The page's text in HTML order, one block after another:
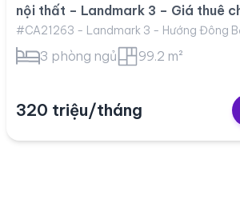
nội thất – Landmark 3 – Giá thuê
#CA21263 - Landmark 3 - Hướng Đông
3 phòng ngủ 99.2 m²
320 triệu/tháng